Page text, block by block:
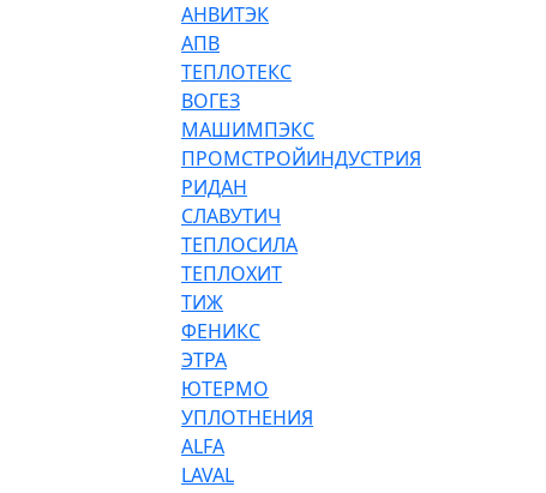
АНВИТЭК
АПВ
ТЕПЛОТЕКС
ВОГЕЗ
МАШИМПЭКС
ПРОМСТРОЙИНДУСТРИЯ
РИДАН
СЛАВУТИЧ
ТЕПЛОСИЛА
ТЕПЛОХИТ
ТИЖ
ФЕНИКС
ЭТРА
ЮТЕРМО
УПЛОТНЕНИЯ
ALFA
LAVAL